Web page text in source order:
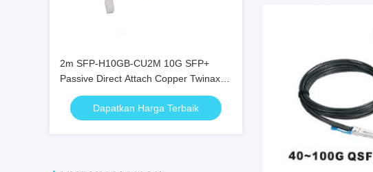
2m SFP-H10GB-CU2M 10G SFP+
Passive Direct Attach Copper Twinax
DAC Cable
Dapatkan Harga Terbaik